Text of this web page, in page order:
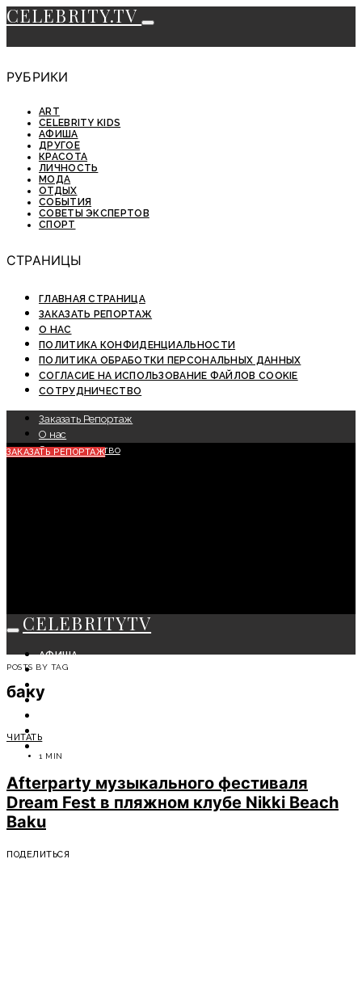
CELEBRITY.TV
РУБРИКИ
ART
CELEBRITY KIDS
АФИША
ДРУГОЕ
КРАСОТА
ЛИЧНОСТЬ
МОДА
ОТДЫХ
СОБЫТИЯ
СОВЕТЫ ЭКСПЕРТОВ
СПОРТ
СТРАНИЦЫ
ГЛАВНАЯ СТРАНИЦА
ЗАКАЗАТЬ РЕПОРТАЖ
О НАС
ПОЛИТИКА КОНФИДЕНЦИАЛЬНОСТИ
ПОЛИТИКА ОБРАБОТКИ ПЕРСОНАЛЬНЫХ ДАННЫХ
СОГЛАСИЕ НА ИСПОЛЬЗОВАНИЕ ФАЙЛОВ COOKIE
СОТРУДНИЧЕСТВО
Заказать Репортаж
О нас
Сотрудничество
ЗАКАЗАТЬ РЕПОРТАЖ
CELEBRITYTV
АФИША
СОБЫТИЯ
КРАСОТА
МОДА
POSTS BY TAG
баку
ЧИТАТЬ
1 MIN
Afterparty музыкального фестиваля
Dream Fest в пляжном клубе Nikki Beach
Baku
ПОДЕЛИТЬСЯ